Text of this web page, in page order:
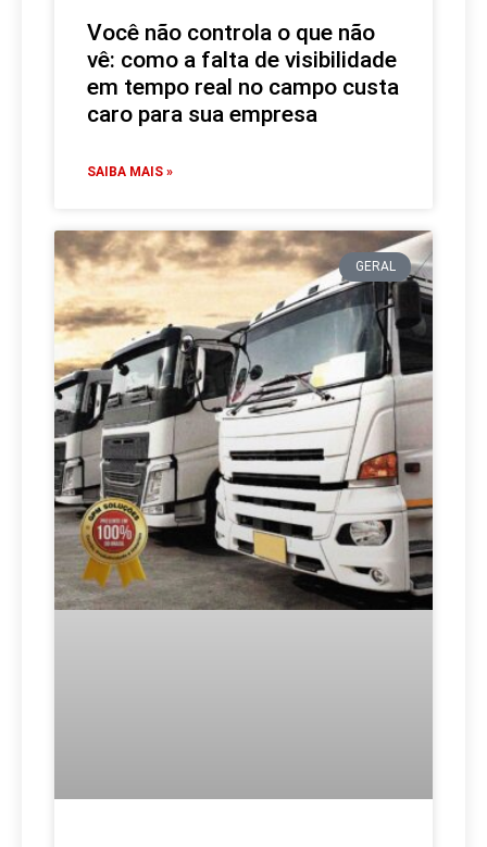
Você não controla o que não
vê: como a falta de visibilidade
em tempo real no campo custa
caro para sua empresa
SAIBA MAIS »
GERAL